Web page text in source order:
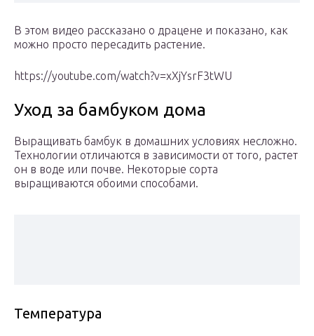
В этом видео рассказано о драцене и показано, как
можно просто пересадить растение.
https://youtube.com/watch?v=xXjYsrF3tWU
Уход за бамбуком дома
Выращивать бамбук в домашних условиях несложно.
Технологии отличаются в зависимости от того, растет
он в воде или почве. Некоторые сорта
выращиваются обоими способами.
Температура